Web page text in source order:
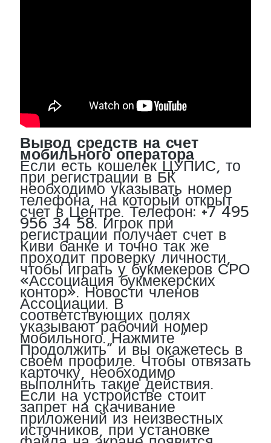
Вывод средств на счет
мобильного оператора
Если есть кошелек ЦУПИС, то
при регистрации в БК
необходимо указывать номер
телефона, на который открыт
счет в Центре. Телефон: +7 495
956 34 58. Игрок при
регистрации получает счет в
Киви банке и точно так же
проходит проверку личности,
чтобы играть у букмекеров СРО
«Ассоциация букмекерских
контор». Новости членов
Ассоциации. В
соответствующих полях
указывают рабочий номер
мобильного. Нажмите ”
Продолжить” и вы окажетесь в
своем профиле. Чтобы отвязать
карточку, необходимо
выполнить такие действия.
Если на устройстве стоит
запрет на скачивание
приложений из неизвестных
источников, при установке